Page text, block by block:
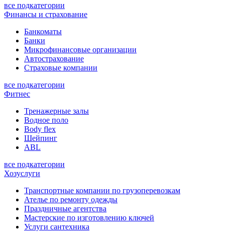
все подкатегории
Финансы и страхование
Банкоматы
Банки
Микрофинансовые организации
Автострахование
Страховые компании
все подкатегории
Фитнес
Тренажерные залы
Водное поло
Body flex
Шейпинг
ABL
все подкатегории
Хозуслуги
Транспортные компании по грузоперевозкам
Ателье по ремонту одежды
Праздничные агентства
Мастерские по изготовлению ключей
Услуги сантехника